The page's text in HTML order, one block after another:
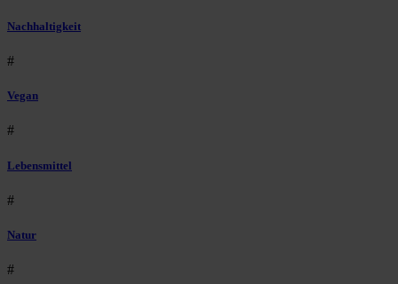
Nachhaltigkeit
#
Vegan
#
Lebensmittel
#
Natur
#